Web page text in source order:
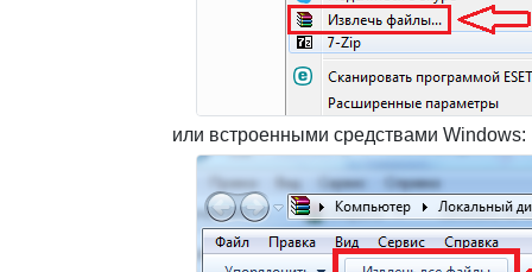
или встроенными средствами Windows: